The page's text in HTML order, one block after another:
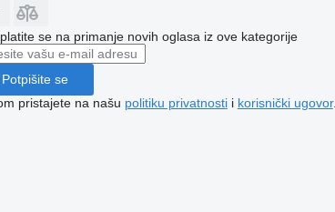
se na primanje novih oglasa iz ove kategorije
Potpišite se
pristajete na našu politiku privatnostii korisnički ugovor.